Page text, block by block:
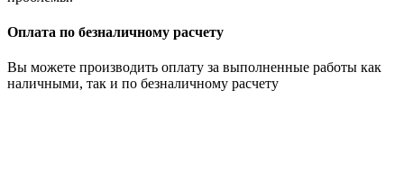
Оплата по безналичному расчету
Вы можете производить оплату за выполненные работы как
наличными, так и по безналичному расчету